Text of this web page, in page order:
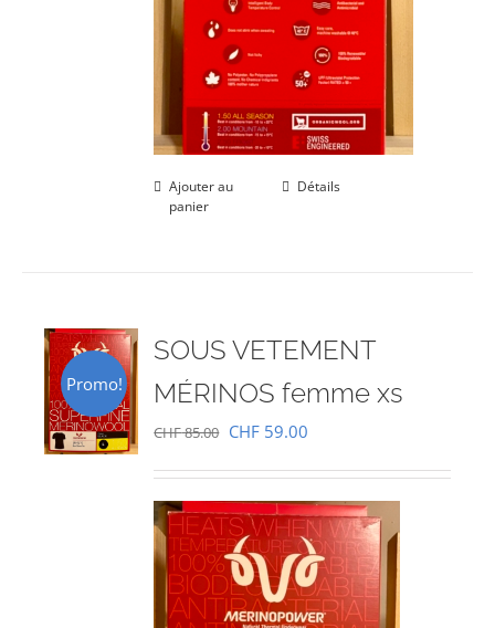
Ajouter au
panier
Détails
Promo!
SOUS VETEMENT
MÉRINOS femme xs
CHF85.00 Le
initial
était :
CHF 85.00.
CHF 59.00
actuel
est :
CHF 59.00.